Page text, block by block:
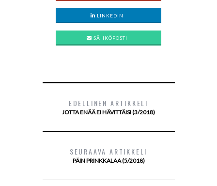
LINKEDIN
SÄHKÖPOSTI
EDELLINEN ARTIKKELI
JOTTA ENÄÄ EI HÄVITTÄISI (3/2018)
SEURAAVA ARTIKKELI
PÄIN PRINKKALAA (5/2018)